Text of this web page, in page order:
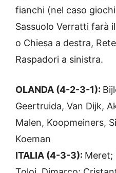
fianchi (nel caso
Sassuolo Verratti farà
o Chiesa a destra,
Raspadori a sinistra.
OLANDA (4-2-3-1):
Geertruida, Van Dijk,
Malen, Koopmeiners,
Koeman
ITALIA (4-3-3): Meret;